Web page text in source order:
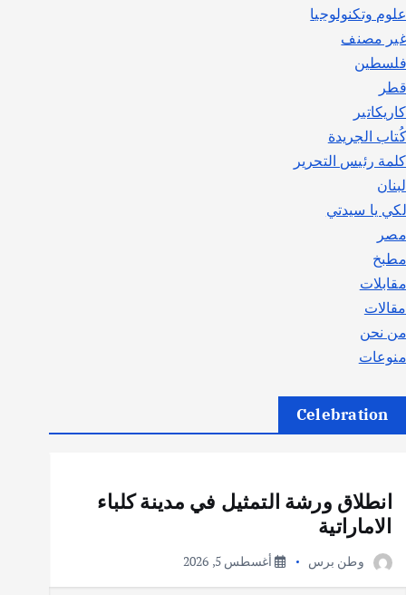
علوم وتكنولوجيا
غير مصنف
فلسطين
قطر
كاريكاتير
كُتاب الجريدة
كلمة رئيس التحرير
لبنان
لكي يا سيدتي
مصر
مطبخ
مقابلات
مقالات
من نحن
منوعات
Celebration
انطلاق ورشة التمثيل في مدينة كلباء
الاماراتية
وطن برس أغسطس 5, 2026